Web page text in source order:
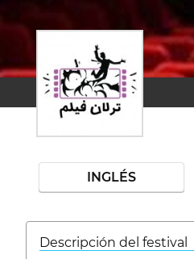
INGLÉS
Descripción del festival